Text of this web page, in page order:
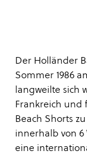
Der Holländer
Sommer 1986
langweilte sich
Frankreich und
Beach Shorts
innerhalb von 6
eine